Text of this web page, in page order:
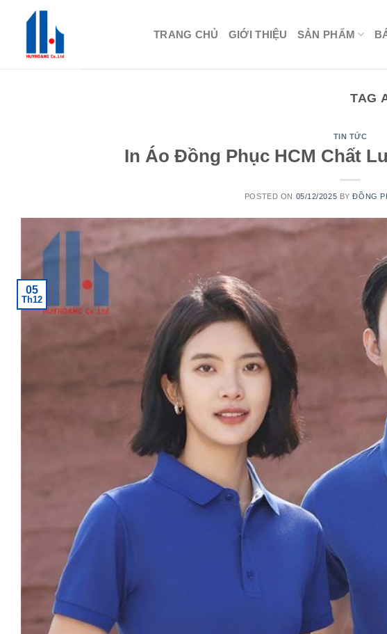
TRANG CHỦ GIỚI THIỆU SẢN PHẨM
TAG
TIN TỨC
In Áo Đồng Phục HCM Chất
POSTED ON 05/12/2025 BYĐỒNG
05
Th12